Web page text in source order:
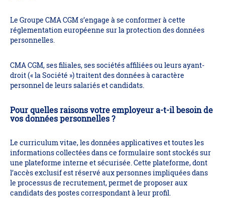
Le Groupe CMA CGM s’engage à se conformer à cette
réglementation européenne sur la protection des données
personnelles.
CMA CGM, ses filiales, ses sociétés affiliées ou leurs ayant-
droit (« la Société ») traitent des données à caractère
personnel de leurs salariés et candidats.
Pour quelles raisons votre employeur a-t-il besoin de
vos données personnelles ?
Le curriculum vitae, les données applicatives et toutes les
informations collectées dans ce formulaire sont stockés sur
une plateforme interne et sécurisée. Cette plateforme, dont
l’accès exclusif est réservé aux personnes impliquées dans
le processus de recrutement, permet de proposer aux
candidats des postes correspondant à leur profil.